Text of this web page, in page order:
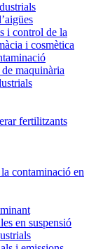
i control de la
i cosmètica
maquinària
fertilitzants
contaminació en
en suspensió